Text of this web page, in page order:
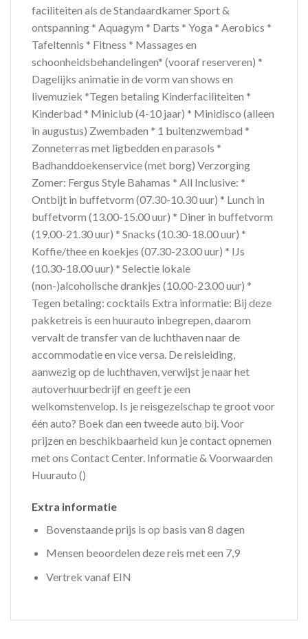
faciliteiten als de Standaardkamer Sport &
ontspanning * Aquagym * Darts * Yoga * Aerobics *
Tafeltennis * Fitness * Massages en
schoonheidsbehandelingen* (vooraf reserveren) *
Dagelijks animatie in de vorm van shows en
livemuziek *Tegen betaling Kinderfaciliteiten *
Kinderbad * Miniclub (4-10 jaar) * Minidisco (alleen
in augustus) Zwembaden * 1 buitenzwembad *
Zonneterras met ligbedden en parasols *
Badhanddoekenservice (met borg) Verzorging
Zomer: Fergus Style Bahamas * All Inclusive: *
Ontbijt in buffetvorm (07.30-10.30 uur) * Lunch in
buffetvorm (13.00-15.00 uur) * Diner in buffetvorm
(19.00-21.30 uur) * Snacks (10.30-18.00 uur) *
Koffie/thee en koekjes (07.30-23.00 uur) * IJs
(10.30-18.00 uur) * Selectie lokale
(non-)alcoholische drankjes (10.00-23.00 uur) *
Tegen betaling: cocktails Extra informatie: Bij deze
pakketreis is een huurauto inbegrepen, daarom
vervalt de transfer van de luchthaven naar de
accommodatie en vice versa. De reisleiding,
aanwezig op de luchthaven, verwijst je naar het
autoverhuurbedrijf en geeft je een
welkomstenvelop. Is je reisgezelschap te groot voor
één auto? Boek dan een tweede auto bij. Voor
prijzen en beschikbaarheid kun je contact opnemen
met ons Contact Center. Informatie & Voorwaarden
Huurauto ()
Extra informatie
Bovenstaande prijs is op basis van 8 dagen
Mensen beoordelen deze reis met een 7,9
Vertrek vanaf EIN